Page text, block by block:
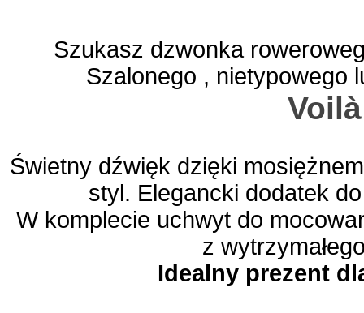
Szukasz dzwonka
Szalonego , nietypowego
Voilà
Świetny dźwięk dzięki
styl. Elegancki dodatek
W komplecie uchwyt do
z
Idealny prezent